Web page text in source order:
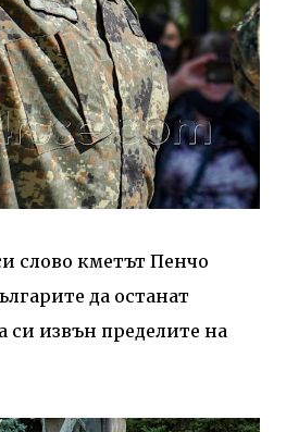
слово кметът Пенчо
да останат
си извън пределите на